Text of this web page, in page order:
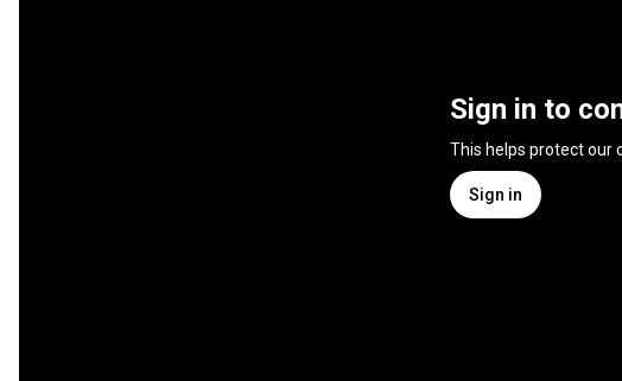
Sign in to
This helps protect our
Sign in